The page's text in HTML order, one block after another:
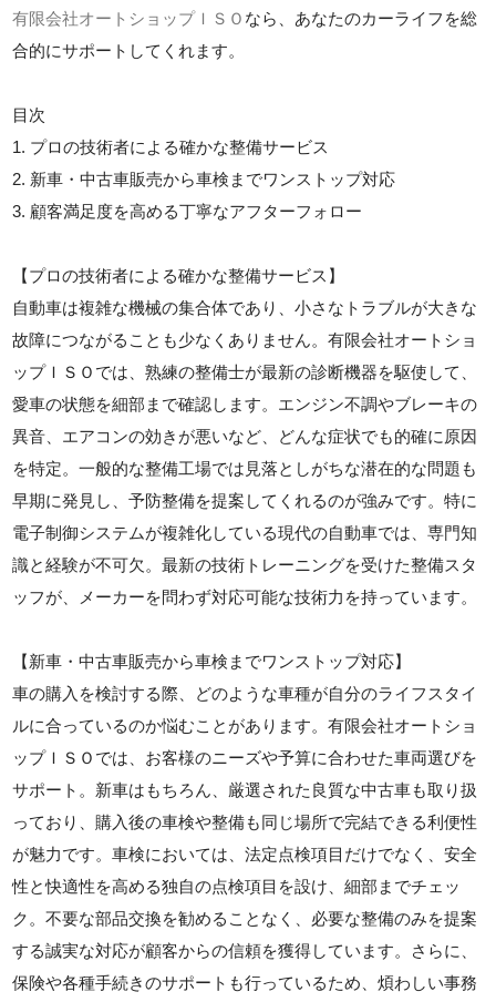
有限会社オートショップＩＳＯ なら、あなたのカーライフを総
合的にサポートしてくれます。
目次
1. プロの技術者による確かな整備サービス
2. 新車・中古車販売から車検までワンストップ対応
3. 顧客満足度を高める丁寧なアフターフォロー
【プロの技術者による確かな整備サービス】
自動車は複雑な機械の集合体であり、小さなトラブルが大きな
故障につながることも少なくありません。有限会社オートショ
ップＩＳＯでは、熟練の整備士が最新の診断機器を駆使して、
愛車の状態を細部まで確認します。エンジン不調やブレーキの
異音、エアコンの効きが悪いなど、どんな症状でも的確に原因
を特定。一般的な整備工場では見落としがちな潜在的な問題も
早期に発見し、予防整備を提案してくれるのが強みです。特に
電子制御システムが複雑化している現代の自動車では、専門知
識と経験が不可欠。最新の技術トレーニングを受けた整備スタ
ッフが、メーカーを問わず対応可能な技術力を持っています。
【新車・中古車販売から車検までワンストップ対応】
車の購入を検討する際、どのような車種が自分のライフスタイ
ルに合っているのか悩むことがあります。有限会社オートショ
ップＩＳＯでは、お客様のニーズや予算に合わせた車両選びを
サポート。新車はもちろん、厳選された良質な中古車も取り扱
っており、購入後の車検や整備も同じ場所で完結できる利便性
が魅力です。車検においては、法定点検項目だけでなく、安全
性と快適性を高める独自の点検項目を設け、細部までチェッ
ク。不要な部品交換を勧めることなく、必要な整備のみを提案
する誠実な対応が顧客からの信頼を獲得しています。さらに、
保険や各種手続きのサポートも行っているため、煩わしい事務